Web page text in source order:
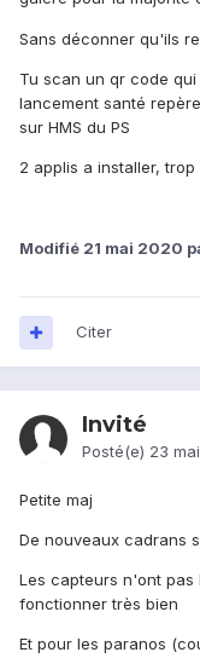
Sans déconner qu'ils
Tu scan un qr code
lancement santé
sur HMS du PS
2 applis a installer, trop
Modifié 21 mai 2020
Citer
Invité
Posté(e) 23
Petite maj
De nouveaux cadrans
Les capteurs n'ont
fonctionner très bien
Et pour les paranos